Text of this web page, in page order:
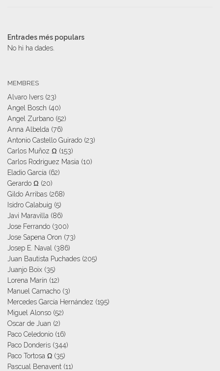
Entrades més populars
No hi ha dades.
MEMBRES
Alvaro Ivers (23)
Angel Bosch (40)
Angel Zurbano (52)
Anna Albelda (76)
Antonio Castello Guirado (23)
Carlos Muñoz Ω (153)
Carlos Rodriguez Masia (10)
Eladio García (62)
Gerardo Ω (20)
Gildo Arribas (268)
Isidro Calabuig (5)
Javi Maravilla (86)
Jose Ferrando (300)
Jose Sapena Oron (73)
Josep E. Naval (386)
Juan Bautista Puchades (205)
Juanjo Boix (35)
Lorena Marín (12)
Manuel Camacho (3)
Mercedes García Hernández (195)
Miguel Alonso (52)
Oscar de Juan (2)
Paco Celedonio (16)
Paco Donderis (344)
Paco Tortosa Ω (35)
Pascual Benavent (11)